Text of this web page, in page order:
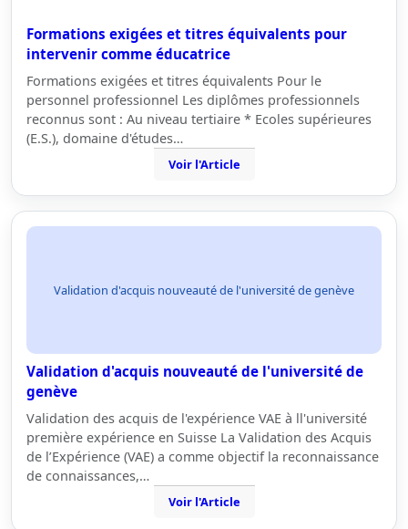
Formations exigées et titres équivalents pour
intervenir comme éducatrice
Formations exigées et titres équivalents Pour le
personnel professionnel Les diplômes professionnels
reconnus sont : Au niveau tertiaire * Ecoles supérieures
(E.S.), domaine d'études…
Voir l'Article
Validation d'acquis nouveauté de l'université de genève
Validation d'acquis nouveauté de l'université de
genève
Validation des acquis de l'expérience VAE à ll'université
première expérience en Suisse La Validation des Acquis
de l’Expérience (VAE) a comme objectif la reconnaissance
de connaissances,…
Voir l'Article